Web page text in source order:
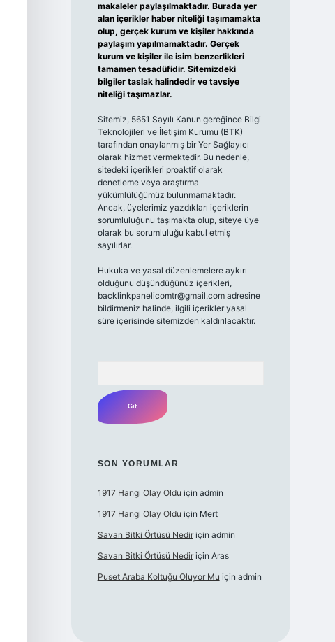
makaleler paylaşılmaktadır. Burada yer
alan içerikler haber niteliği taşımamakta
olup, gerçek kurum ve kişiler hakkında
paylaşım yapılmamaktadır. Gerçek
kurum ve kişiler ile isim benzerlikleri
tamamen tesadüfidir. Sitemizdeki
bilgiler taslak halindedir ve tavsiye
niteliği taşımazlar.
Sitemiz, 5651 Sayılı Kanun gereğince Bilgi
Teknolojileri ve İletişim Kurumu (BTK)
tarafından onaylanmış bir Yer Sağlayıcı
olarak hizmet vermektedir. Bu nedenle,
sitedeki içerikleri proaktif olarak
denetleme veya araştırma
yükümlülüğümüz bulunmamaktadır.
Ancak, üyelerimiz yazdıkları içeriklerin
sorumluluğunu taşımakta olup, siteye üye
olarak bu sorumluluğu kabul etmiş
sayılırlar.
Hukuka ve yasal düzenlemelere aykırı
olduğunu düşündüğünüz içerikleri,
backlinkpanelicomtr@gmail.comadresine
bildirmeniz halinde, ilgili içerikler yasal
süre içerisinde sitemizden kaldırılacaktır.
SON YORUMLAR
1917 Hangi Olay Oldu için admin
1917 Hangi Olay Oldu için Mert
Savan Bitki Örtüsü Nediriçin admin
Savan Bitki Örtüsü Nediriçin Aras
Puset Araba Koltuğu Oluyor Mu için admin